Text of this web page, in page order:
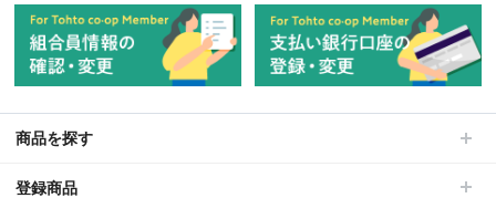
商品を探す
登録商品